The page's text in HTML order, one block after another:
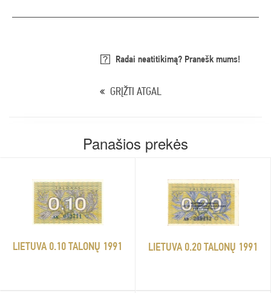
Radai neatitikimą? Pranešk mums!
GRĮŽTI ATGAL
Panašios prekės
LIETUVA 0.10 TALONŲ 1991 LIETUVA 0.20 TALONŲ 1991